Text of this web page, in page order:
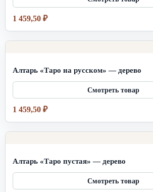
1 459,50 ₽
Алтарь «Таро на русском» — дерево
1 459,50 ₽
Алтарь «Таро пустая» — дерево